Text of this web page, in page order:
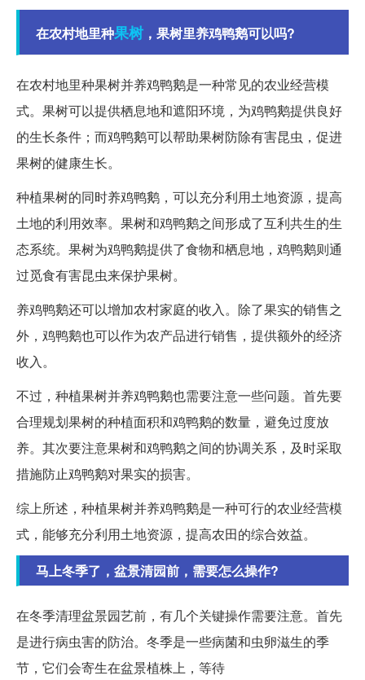
在农村地里种果树 ，果树里养鸡鸭鹅可以吗?
在农村地里种果树并养鸡鸭鹅是一种常见的农业经营模
式。果树可以提供栖息地和遮阳环境，为鸡鸭鹅提供良好
的生长条件；而鸡鸭鹅可以帮助果树防除有害昆虫，促进
果树的健康生长。
种植果树的同时养鸡鸭鹅，可以充分利用土地资源，提高
土地的利用效率。果树和鸡鸭鹅之间形成了互利共生的生
态系统。果树为鸡鸭鹅提供了食物和栖息地，鸡鸭鹅则通
过觅食有害昆虫来保护果树。
养鸡鸭鹅还可以增加农村家庭的收入。除了果实的销售之
外，鸡鸭鹅也可以作为农产品进行销售，提供额外的经济
收入。
不过，种植果树并养鸡鸭鹅也需要注意一些问题。首先要
合理规划果树的种植面积和鸡鸭鹅的数量，避免过度放
养。其次要注意果树和鸡鸭鹅之间的协调关系，及时采取
措施防止鸡鸭鹅对果实的损害。
综上所述，种植果树并养鸡鸭鹅是一种可行的农业经营模
式，能够充分利用土地资源，提高农田的综合效益。
马上冬季了，盆景清园前，需要怎么操作?
在冬季清理盆景园艺前，有几个关键操作需要注意。首先
是进行病虫害的防治。冬季是一些病菌和虫卵滋生的季
节，它们会寄生在盆景植株上，等待